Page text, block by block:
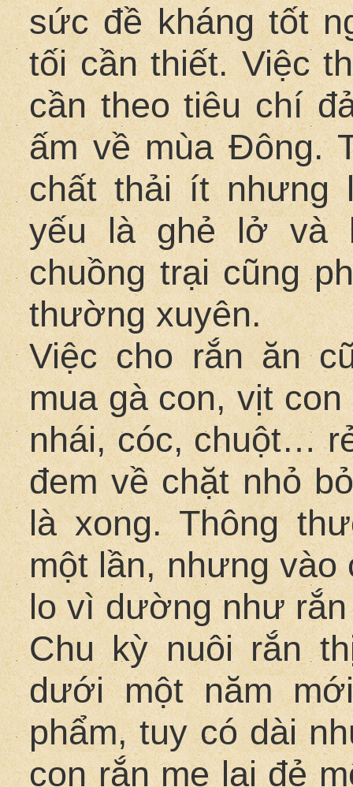
sức đề kháng tốt
tối cần thiết. Việc
cần theo tiêu chí
ấm về mùa Đông.
chất thải ít nhưng
yếu là ghẻ lở và
chuồng trại cũng
thường xuyên.
Việc cho rắn ăn
mua gà con, vịt
nhái, cóc, chuột…
đem về chặt nhỏ
là xong. Thông
một lần, nhưng
lo vì dường như
Chu kỳ nuôi rắn
dưới một năm
phẩm, tuy có dài
con rắn mẹ lại đẻ